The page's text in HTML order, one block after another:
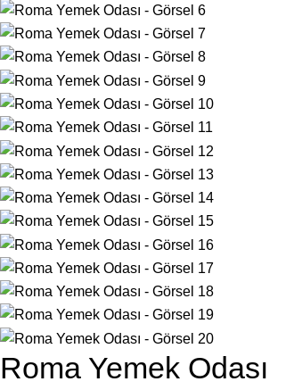
Roma Yemek Odası